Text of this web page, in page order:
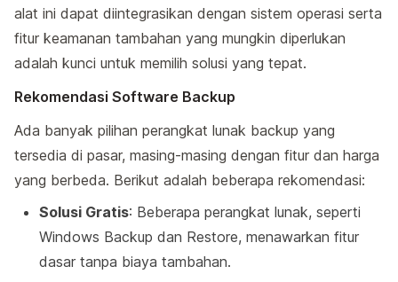
alat ini dapat diintegrasikan dengan sistem operasi serta
fitur keamanan tambahan yang mungkin diperlukan
adalah kunci untuk memilih solusi yang tepat.
Rekomendasi Software Backup
Ada banyak pilihan perangkat lunak backup yang
tersedia di pasar, masing-masing dengan fitur dan harga
yang berbeda. Berikut adalah beberapa rekomendasi:
Solusi Gratis: Beberapa perangkat lunak, seperti
Windows Backup dan Restore, menawarkan fitur
dasar tanpa biaya tambahan.